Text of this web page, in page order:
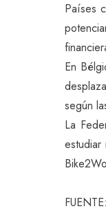
Países
En
según
La